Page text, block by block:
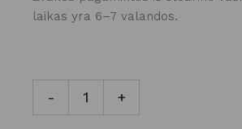
laikas yra 6–7 valandos.
Žvakės | 3 vnt. | Summer blue kiekis
- +